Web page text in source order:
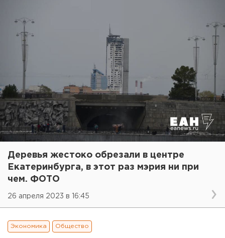
Деревья жестоко обрезали в центре
Екатеринбурга, в этот раз мэрия ни при
чем. ФОТО
26 апреля 2023 в 16:45
Экономика Общество